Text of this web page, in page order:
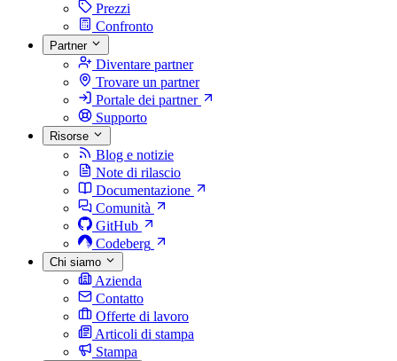
Prezzi
Confronto
Partner
Diventare partner
Trovare un partner
Portale dei partner
Supporto
Risorse
Blog e notizie
Note di rilascio
Documentazione
Comunità
GitHub
Codeberg
Chi siamo
Azienda
Contatto
Offerte di lavoro
Articoli di stampa
Stampa